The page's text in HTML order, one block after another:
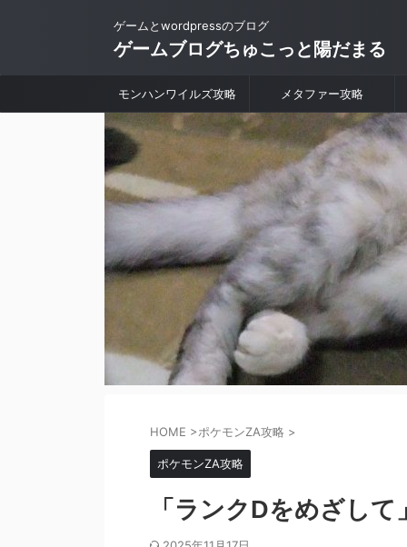
ゲームとwordpressのブログ
ゲームブログちゅこっと陽だまる
モンハンワイルズ攻略 メタファー攻略
HOME >ポケモンZA攻略 >
ポケモンZA攻略
「ランクDをめざし